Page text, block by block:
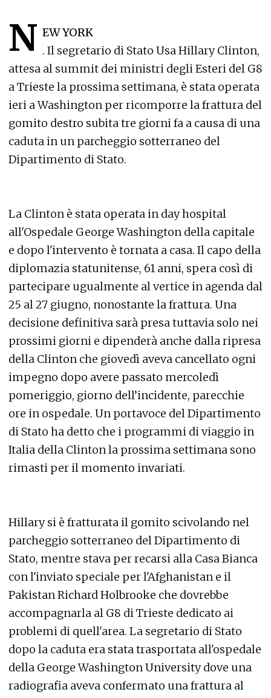
N EW YORK
. Il segretario di Stato Usa Hillary Clinton,
attesa al summit dei ministri degli Esteri del G8
a Trieste la prossima settimana, è stata operata
ieri a Washington per ricomporre la frattura del
gomito destro subita tre giorni fa a causa di una
caduta in un parcheggio sotterraneo del
Dipartimento di Stato.
La Clinton è stata operata in day hospital
all'Ospedale George Washington della capitale
e dopo l'intervento è tornata a casa. Il capo della
diplomazia statunitense, 61 anni, spera così di
partecipare ugualmente al vertice in agenda dal
25 al 27 giugno, nonostante la frattura. Una
decisione definitiva sarà presa tuttavia solo nei
prossimi giorni e dipenderà anche dalla ripresa
della Clinton che giovedì aveva cancellato ogni
impegno dopo avere passato mercoledì
pomeriggio, giorno dell’incidente, parecchie
ore in ospedale. Un portavoce del Dipartimento
di Stato ha detto che i programmi di viaggio in
Italia della Clinton la prossima settimana sono
rimasti per il momento invariati.
Hillary si è fratturata il gomito scivolando nel
parcheggio sotterraneo del Dipartimento di
Stato, mentre stava per recarsi alla Casa Bianca
con l'inviato speciale per l'Afghanistan e il
Pakistan Richard Holbrooke che dovrebbe
accompagnarla al G8 di Trieste dedicato ai
problemi di quell'area. La segretario di Stato
dopo la caduta era stata trasportata all'ospedale
della George Washington University dove una
radiografia aveva confermato una frattura al